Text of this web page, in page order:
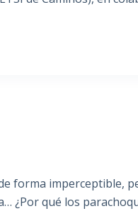
forma imperceptible,
¿Por qué los